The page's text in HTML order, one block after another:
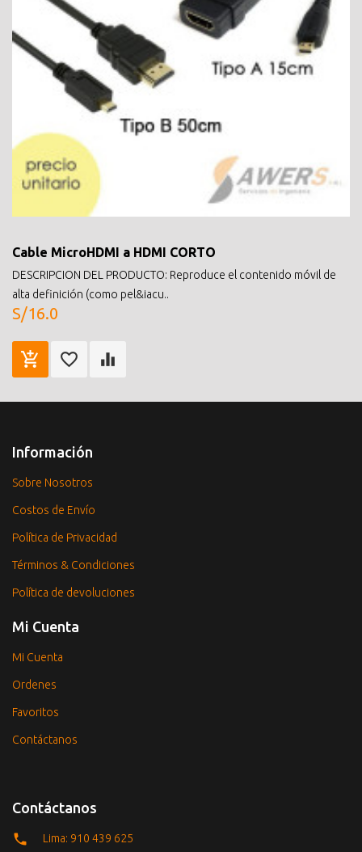
Cable MicroHDMI a HDMI CORTO
DESCRIPCION DEL PRODUCTO: Reproduce el contenido móvil de
alta definición (como pel&iacu..
S/16.0
Información
Sobre Nosotros
Costos de Envío
Política de Privacidad
Términos & Condiciones
Política de devoluciones
Mi Cuenta
Mi Cuenta
Ordenes
Favoritos
Contáctanos
Contáctanos
Lima: 910 439 625